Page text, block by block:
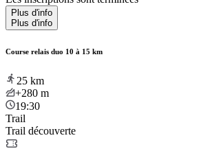
Plus d'info
Plus d'info
Course relais duo 10 à 15 km
25 km
+280 m
19:30
Trail
Trail découverte